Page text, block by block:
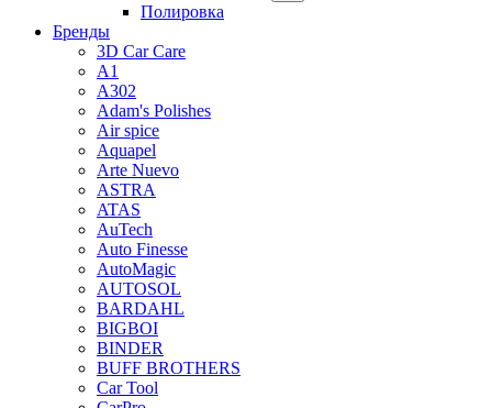
Полировка
Бренды
3D Car Care
A1
A302
Adam's Polishes
Air spice
Aquapel
Arte Nuevo
ASTRA
ATAS
AuTech
Auto Finesse
AutoMagic
AUTOSOL
BARDAHL
BIGBOI
BINDER
BUFF BROTHERS
Car Tool